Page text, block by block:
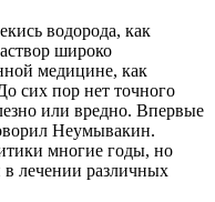
водорода, как
широко
медицине, как
сих пор нет точного
или вредно. Впервые
Неумывакин.
многие годы, но
в лечении различных